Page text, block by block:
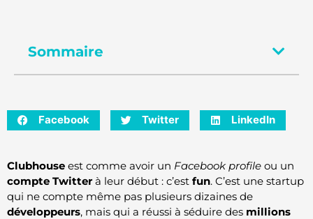
Sommaire
Facebook Twitter LinkedIn
Clubhouse est comme avoir un Facebook profile ou un
compte Twitter à leur début : c’est fun. C’est une startup
qui ne compte même pas plusieurs dizaines de
développeurs, mais qui a réussi à séduire des millions